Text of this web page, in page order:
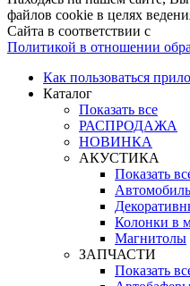
файлов cookie в целях
Сайта в соответствии с
Политикой в отношении
Как пользоваться
Каталог
Показать все
РАСПРОДАЖА
НОВИНКА
АКУСТИКА
Показать
Колонки в
Магнитолы
ЗАПЧАСТИ
Показать